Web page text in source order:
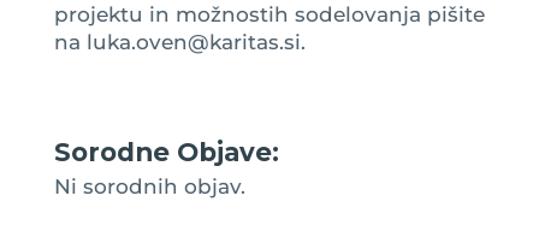
projektu in možnostih sodelovanja pišite
na luka.oven@karitas.si.
Sorodne Objave:
Ni sorodnih objav.